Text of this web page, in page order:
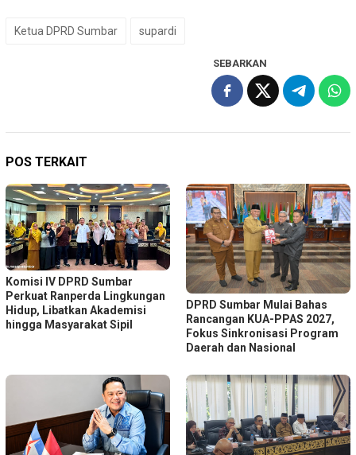
Ketua DPRD Sumbar supardi
SEBARKAN
POS TERKAIT
Komisi IV DPRD Sumbar
Perkuat Ranperda Lingkungan
Hidup, Libatkan Akademisi
hingga Masyarakat Sipil
DPRD Sumbar Mulai Bahas
Rancangan KUA-PPAS 2027,
Fokus Sinkronisasi Program
Daerah dan Nasional